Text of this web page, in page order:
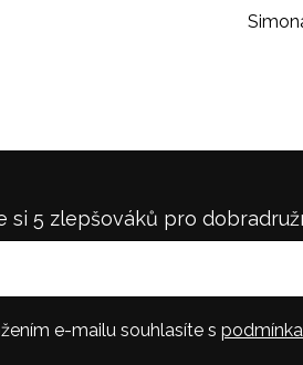
si 5 zlepšováků pro
e-mailu souhlasíte s